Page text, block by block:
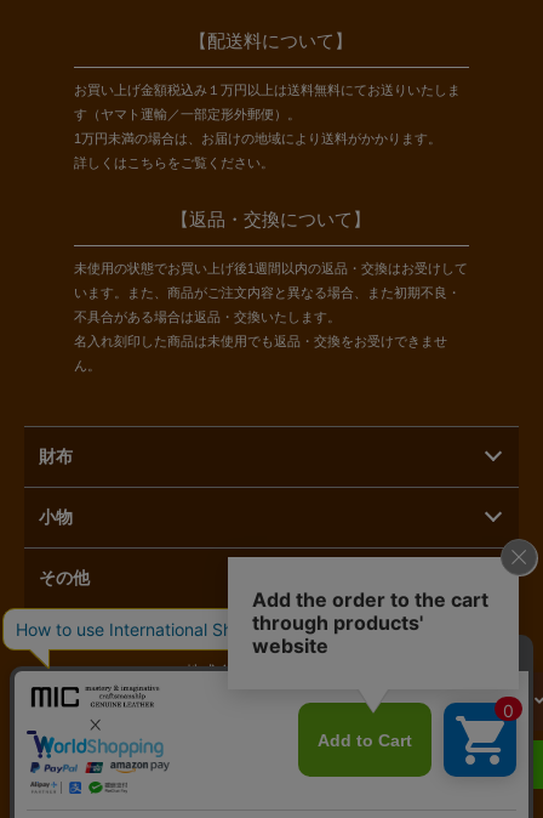
へ進む
LINEで相談する
【配送料について】
お買い上げ金額税込み１万円以上は送料無料にてお送りいたしま
す（ヤマト運輸／一部定形外郵便）。
1万円未満の場合は、お届けの地域により送料がかかります。
詳しくは こちらをご覧ください。
【返品・交換について】
未使用の状態でお買い上げ後1週間以内の返品・交換はお受けして
います。また、商品がご注文内容と異なる場合、また初期不良・
不具合がある場合は返品・交換いたします。
名入れ刻印した商品は未使用でも返品・交換をお受けできませ
ん。
財布
小物
その他
株式会社ラモーダヨシダ
〒110-0015 東京都台東区東上野1-3-3
営業時間：11時～17時 定休日：毎月第二月曜日／土日祝日